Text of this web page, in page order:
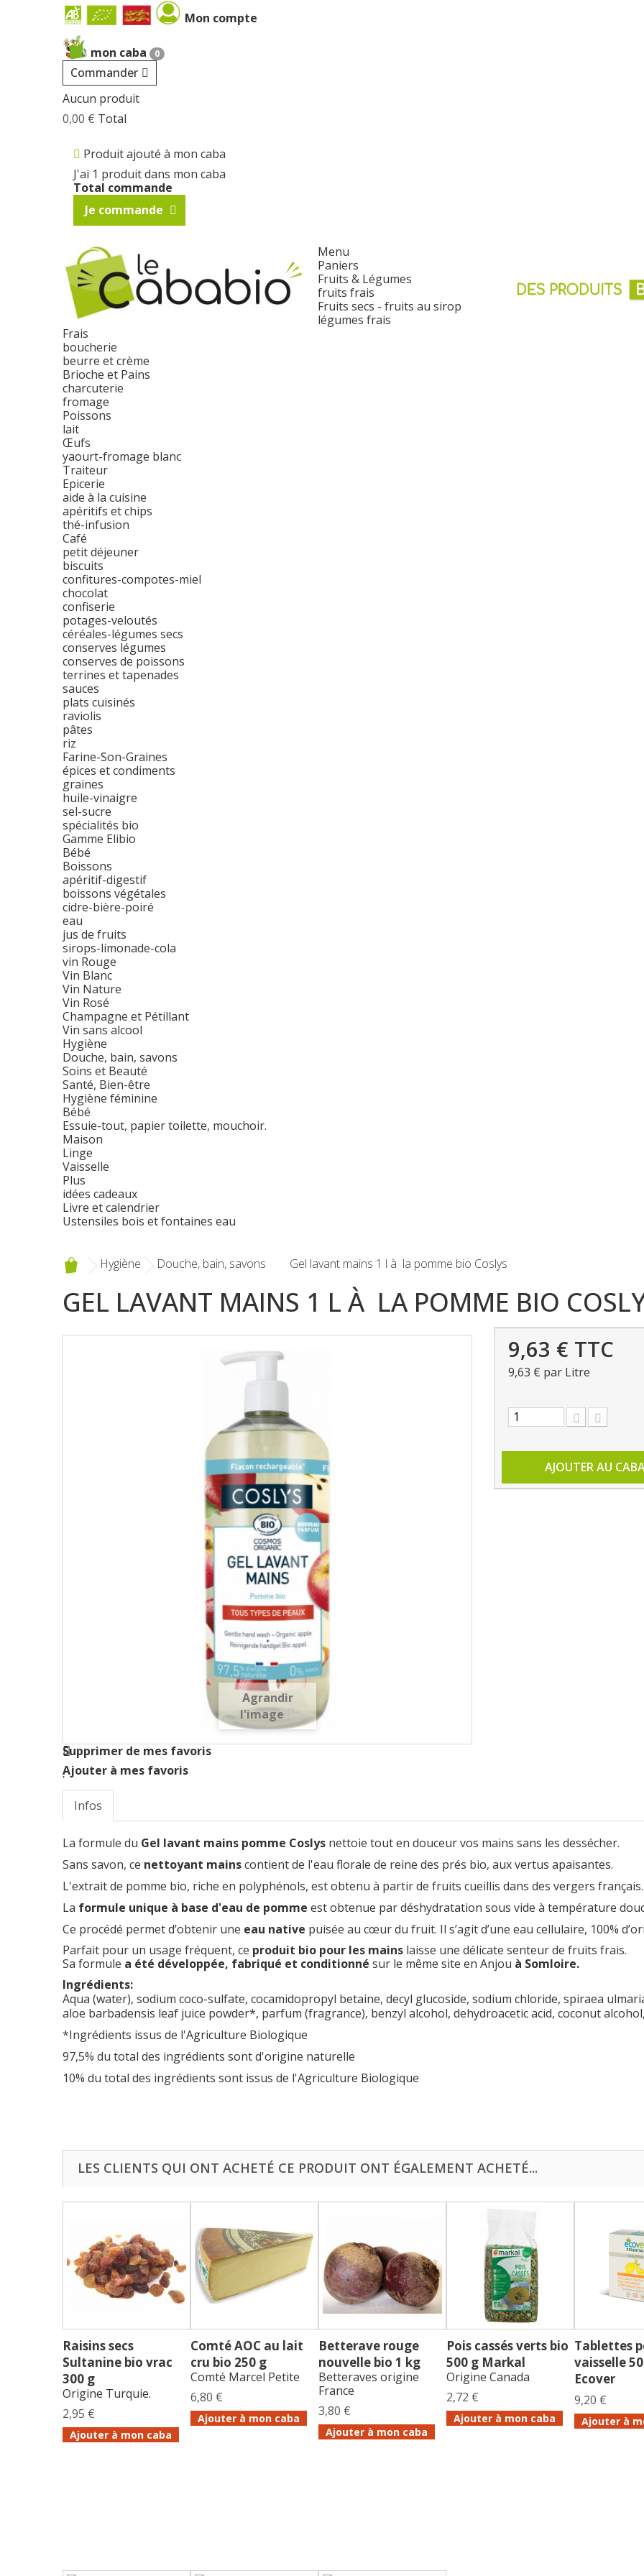
Mon compte
mon caba 0
Commander
Aucun produit
0,00 € Total
Produit ajouté à mon caba
J'ai 1 produit dans mon caba
Total commande
Je commande
Menu
Paniers
Fruits & Légumes
fruits frais
Fruits secs - fruits au sirop
légumes frais
Frais
boucherie
beurre et crème
Brioche et Pains
charcuterie
fromage
Poissons
lait
Œufs
yaourt-fromage blanc
Traiteur
Epicerie
aide à la cuisine
apéritifs et chips
thé-infusion
Café
petit déjeuner
biscuits
confitures-compotes-miel
chocolat
confiserie
potages-veloutés
céréales-légumes secs
conserves légumes
conserves de poissons
terrines et tapenades
sauces
plats cuisinés
raviolis
pâtes
riz
Farine-Son-Graines
épices et condiments
graines
huile-vinaigre
sel-sucre
spécialités bio
Gamme Elibio
Bébé
Boissons
apéritif-digestif
boissons végétales
cidre-bière-poiré
eau
jus de fruits
sirops-limonade-cola
vin Rouge
Vin Blanc
Vin Nature
Vin Rosé
Champagne et Pétillant
Vin sans alcool
Hygiène
Douche, bain, savons
Soins et Beauté
Santé, Bien-être
Hygiène féminine
Bébé
Essuie-tout, papier toilette, mouchoir.
Maison
Linge
Vaisselle
Plus
idées cadeaux
Livre et calendrier
Ustensiles bois et fontaines eau
Hygiène Douche, bain, savons Gel lavant mains 1 l à la pomme bio Coslys
GEL LAVANT MAINS 1 L À LA POMME BIO
Agrandir
l'image
Supprimer de mes favoris
Ajouter à mes favoris
9,63 € TTC
9,63 € par Litre
AJOUTER AU
Infos
La formule du Gel lavant mains pomme Coslys nettoie tout en douceur vos mains sans les dessécher.
Sans savon, ce nettoyant mainscontient de l'eau florale de reine des prés bio, aux vertus apaisantes.
L'extrait de pomme bio, riche en polyphénols, est obtenu à partir de fruits cueillis dans des vergers français.
La formule unique à base d'eau de pomme est obtenue par déshydratation sous vide à température
Ce procédé permet d’obtenir une eau native puisée au cœur du fruit. Il s’agit d’une eau cellulaire, 100%
Parfait pour un usage fréquent, ce produit bio pour les mains laisse une délicate senteur de fruits frais.
Sa formule a été développée, fabriqué et conditionné sur le même site en Anjou à Somloire.
Ingrédients:
Aqua (water), sodium coco-sulfate, cocamidopropyl betaine, decyl glucoside, sodium chloride, spiraea
aloe barbadensis leaf juice powder*, parfum (fragrance), benzyl alcohol, dehydroacetic acid, coconut
*Ingrédients issus de l'Agriculture Biologique
97,5% du total des ingrédients sont d'origine naturelle
10% du total des ingrédients sont issus de l'Agriculture Biologique
LES CLIENTS QUI ONT ACHETÉ CE PRODUIT ONT ÉGALEMENT ACHETÉ...
Raisins secs
Sultanine bio vrac
300 g
Origine Turquie.
2,95 €
Ajouter à mon caba
Comté AOC au lait
cru bio 250 g
Comté Marcel Petite
6,80 €
Ajouter à mon caba
Betterave rouge
nouvelle bio 1 kg
Betteraves origine
France
3,80 €
Ajouter à mon caba
Pois cassés verts bio
500 g Markal
Origine Canada
2,72 €
Ajouter à mon caba
Tablettes
vaisselle
Ecover
9,20 €
Ajouter à
Cookies management panel